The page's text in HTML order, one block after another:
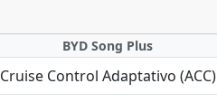
BYD Song Plus
Cruise Control Adaptativo (ACC)